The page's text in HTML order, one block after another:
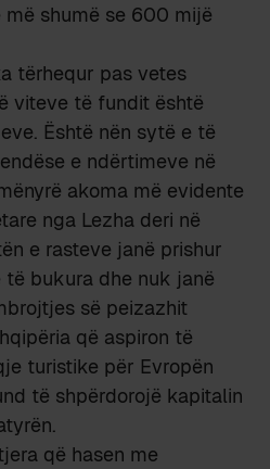
shumë se 600 mijë
tërhequr pas vetes
viteve të fundit është
Është nën sytë e të
e ndërtimeve në
akoma më evidente
nga Lezha deri në
e rasteve janë prishur
bukura dhe nuk janë
së peizazhit
që aspiron të
turistike për Evropën
të shpërdorojë kapitalin
që hasen me